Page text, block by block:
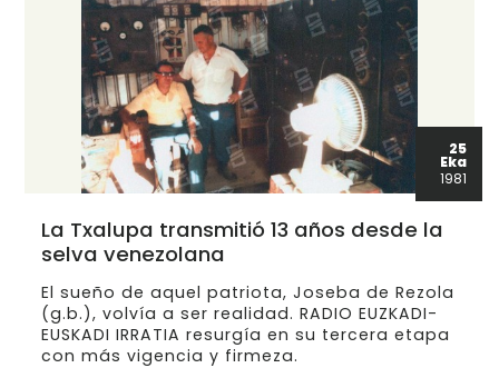
25
Eka
1981
La Txalupa transmitió 13 años desde la
selva venezolana
El sueño de aquel patriota, Joseba de Rezola
(g.b.), volvía a ser realidad. RADIO EUZKADI-
EUSKADI IRRATIA resurgía en su tercera etapa
con más vigencia y firmeza.